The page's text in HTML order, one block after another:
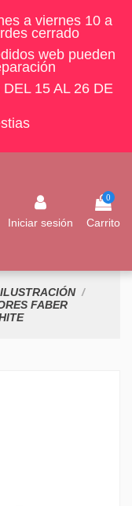
a viernes 10 a
cerrado
web pueden
15 AL 26 DE
Iniciar sesión
0
Carrito
FABER